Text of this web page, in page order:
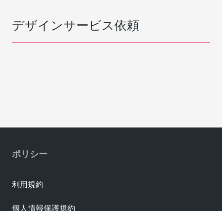
デザインサービス依頼
ポリシー
利用規約
個人情報保護規約